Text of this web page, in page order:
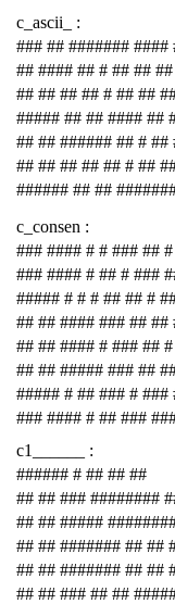
c_ascii_ :
### ## ####### ####
## #### ## # ## ##
## ## ## ## # ## ##
##### ## ## #### ##
## ## ###### ## # ##
## ## ## ## ## # ##
###### ## ##
c_consen :
### #### # # ### ##
### #### # ## # ###
##### # # # ## ## #
## ## #### ### ## ##
## ## #### # ### ##
## ## ##### ### ##
##### # ## ### # ###
### #### # ## ###
c1______ :
###### # ## ## ##
## ## ### ########
## ## #####
## ## ####### ## ##
## ## ####### ## ##
## ## ### ## ##